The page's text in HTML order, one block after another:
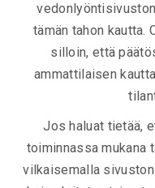
tämän tahon kautta.
silloin, että
ammattilaisen
Jos haluat tietää,
toiminnassa mukana
vilkaisemalla